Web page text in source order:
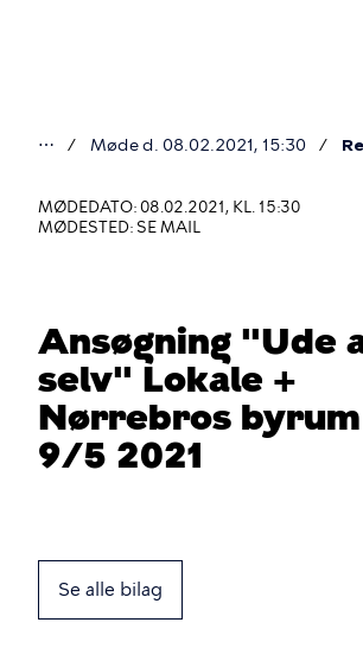
er
her
⋯ Møde d. 08.02.2021, 15:30
MØDEDATO: 08.02.2021, KL. 15:30
MØDESTED: SE MAIL
Ansøgning "Ude
selv" Lokale +
Nørrebros
9/5 2021
Se alle bilag